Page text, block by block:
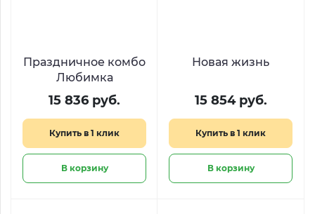
Праздничное комбо
Любимка
15 836 руб.
Купить в 1 клик
В корзину
Новая жизнь
15 854 руб.
Купить в 1 клик
В корзину